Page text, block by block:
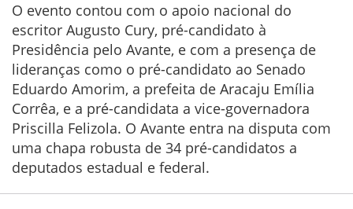
O evento contou com o apoio nacional do
escritor Augusto Cury, pré-candidato à
Presidência pelo Avante, e com a presença de
lideranças como o pré-candidato ao Senado
Eduardo Amorim, a prefeita de Aracaju Emília
Corrêa, e a pré-candidata a vice-governadora
Priscilla Felizola. O Avante entra na disputa com
uma chapa robusta de 34 pré-candidatos a
deputados estadual e federal.